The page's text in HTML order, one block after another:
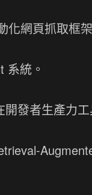
化網頁抓取框架
系統。
發者生產力